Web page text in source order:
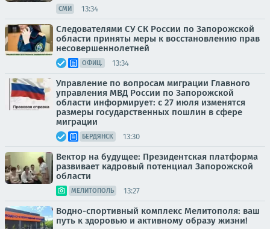
СМИ 13:34
Следователями СУ СК России по Запорожской
области приняты меры к восстановлению прав
несовершеннолетней
ОФИЦ. 13:34
Управление по вопросам миграции Главного
управления МВД России по Запорожской
области информирует: с 27 июля изменятся
размеры государственных пошлин в сфере
миграции
БЕРДЯНСК 13:30
Вектор на будущее: Президентская платформа
развивает кадровый потенциал Запорожской
области
МЕЛИТОПОЛЬ 13:27
Водно-спортивный комплекс Мелитополя: ваш
путь к здоровью и активному образу жизни!